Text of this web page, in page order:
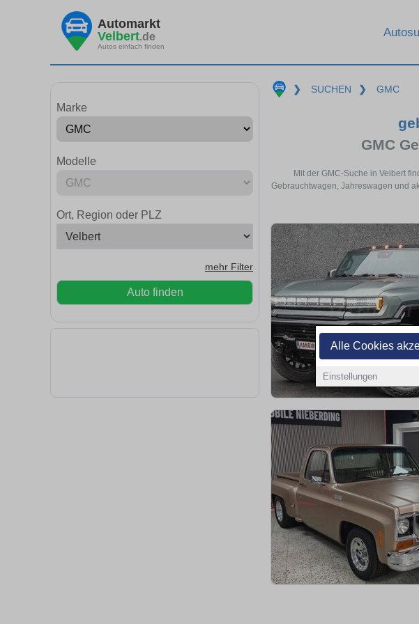
Alle Cookies
Einstellungen
Automarkt
Velbert.de
Autos einfach finden
Marke
Modelle
Ort, Region oder PLZ
mehr Filter
Auto finden
❯ SUCHEN ❯ GMC
GMC
Mit der GMC-Suche in Velbert
Gebrauchtwagen, Jahreswagen und